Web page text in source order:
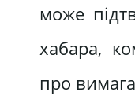
може
хабара,
про